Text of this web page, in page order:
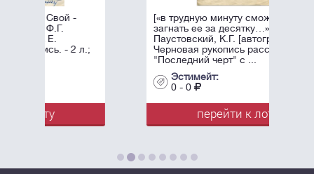
[«в трудную минуту сможете
загнать ее за десятку…»]
Паустовский, К.Г. [автограф].
Черновая рукопись рассказа
"Последний черт" с ...
перейти к лоту